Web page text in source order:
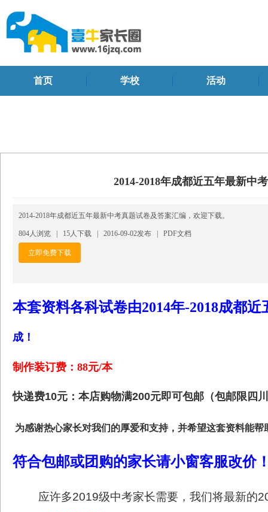
首页 学校 活动
2014-2018年成都近五年最新中
2014-2018年成都近五年最新中考真题试卷及答案汇编，欢迎下载。
804人浏览 | 15人下载 | 2016-09-02发布 | PDF文档
立即免费下载
本套资料各科试卷由2014年-2018成都
成！
制作装订费：88元/本
快递费10元：本店购物满200元即可包邮（包邮限四
为感谢热心家长对我们的厚爱和支持， 并希望这套资料能帮
符合包邮或团购的家长请小窗客服改价
应许多2019级中考家长需要，我们将最新的